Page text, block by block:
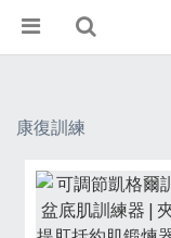
康復訓練